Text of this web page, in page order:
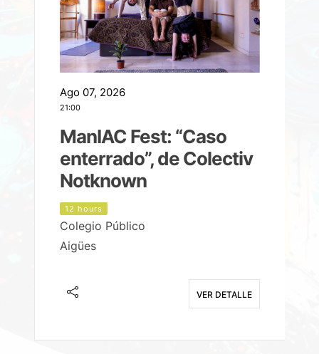
Ago 07, 2026
21:00
ManIAC Fest: “Caso
enterrado”, de Colectiv
Notknown
12 hours
Colegio Público
Aigües
VER DETALLE